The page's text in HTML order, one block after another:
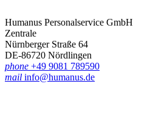
Humanus Personalservice GmbH
Zentrale
Nürnberger Straße 64
DE-86720 Nördlingen
phone +49 9081 789590
mail info@humanus.de